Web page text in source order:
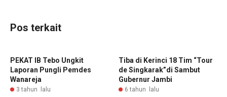
Pos terkait
PEKAT IB Tebo Ungkit
Laporan Pungli Pemdes
Wanareja
3 tahun lalu
Tiba di Kerinci 18 Tim “Tour
de Singkarak”di Sambut
Gubernur Jambi
6 tahun lalu